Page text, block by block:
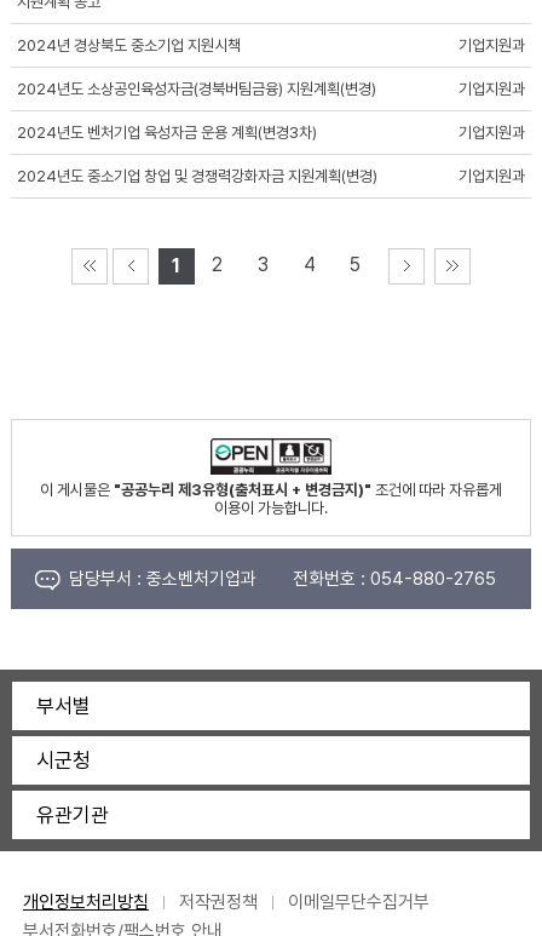
2024년 경상북도 중소기업 지원시책 기업지원과
2024년도 소상공인육성자금(경북버팀금융) 지원계획(변경) 기업지원과
2024년도 벤처기업 육성자금 운용 계획(변경3차) 기업지원과
2024년도 중소기업 창업 및 경쟁력강화자금 지원계획(변경) 기업지원과
1 2 3 4 5
이 게시물은 "공공누리 제3유형(출처표시 + 변경금지)" 조건에 따라 자유롭게
이용이 가능합니다.
담당부서 : 중소벤처기업과 전화번호 : 054-880-2765
부서별
시군청
유관기관
개인정보처리방침 저작권정책
이메일무단수집거부
부서전화번호/팩스번호 안내